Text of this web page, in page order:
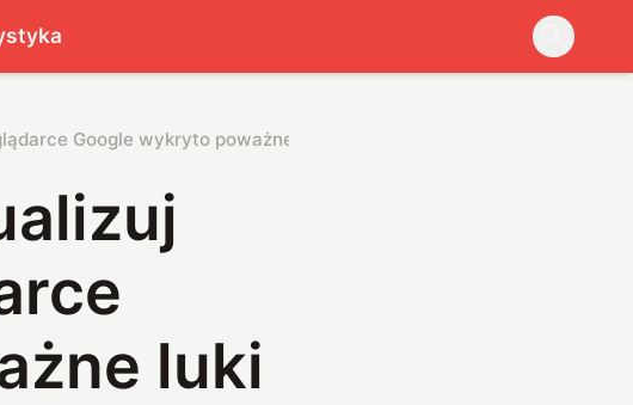
Google wykryto poważne luki w zabezpieczeniach
luki